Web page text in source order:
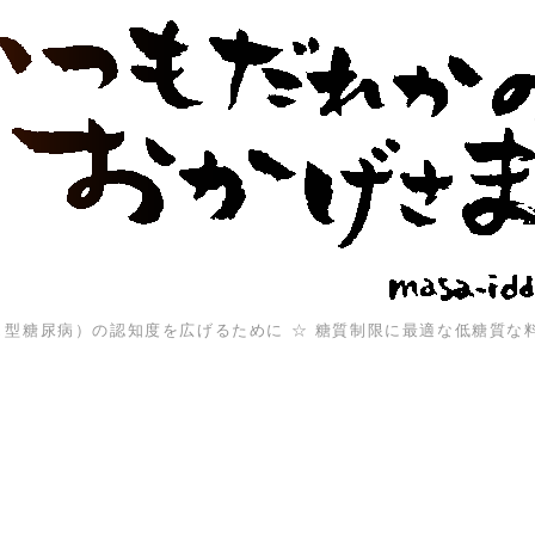
糖尿病）の認知度を広げるために ☆ 糖質制限に最適な低糖質な